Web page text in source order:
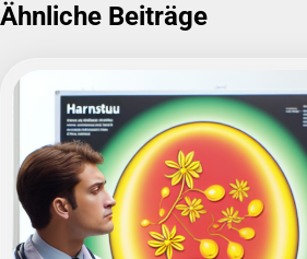
Ähnliche Beiträge